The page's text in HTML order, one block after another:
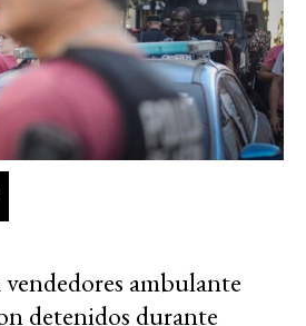
ambulante
detenidos durante